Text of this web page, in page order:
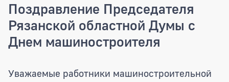
Поздравление Председателя
Рязанской областной Думы с
Днем машиностроителя
Поздравление Председателя
Уважаемые работники машиностроительной